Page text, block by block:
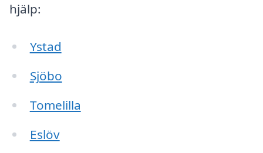
hjälp:
Ystad
Sjöbo
Tomelilla
Eslöv